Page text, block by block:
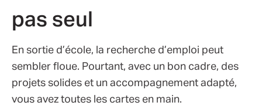
pas seul
En sortie d’école, la recherche d’emploi peut
sembler ﬂoue. Pourtant, avec un bon cadre, des
projets solides et un accompagnement adapté,
vous avez toutes les cartes en main.